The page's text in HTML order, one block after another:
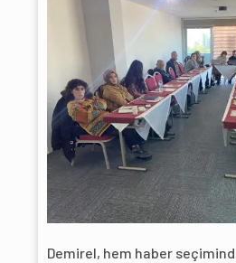
Demirel, hem haber